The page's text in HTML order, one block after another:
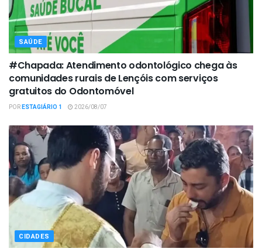
SAÚDE
#Chapada: Atendimento odontológico chega às
comunidades rurais de Lençóis com serviços
gratuitos do Odontomóvel
PORESTAGIÁRIO 1 2026/08/07
CIDADES